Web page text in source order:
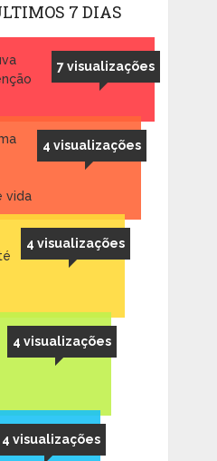
7 DIAS
7 visualizações
4 visualizações
vida
4 visualizações
4 visualizações
4 visualizações